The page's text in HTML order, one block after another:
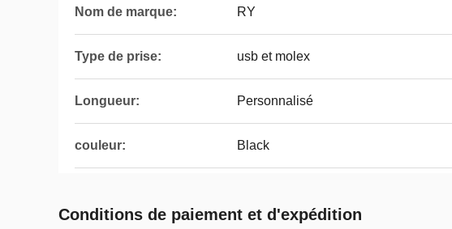
Nom de marque: RY
Type de prise: usb et molex
Longueur: Personnalisé
couleur: Black
Conditions de paiement et d'expédition